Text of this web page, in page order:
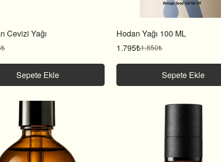
Cevizi Yağı
Sepete Ekle
Hodan Yağı 100 ML
Satış
fiyatı
1.795₺
Normal
fiyat
1.850₺
Sepete Ekle